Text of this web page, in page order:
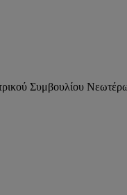
Συμβουλίου